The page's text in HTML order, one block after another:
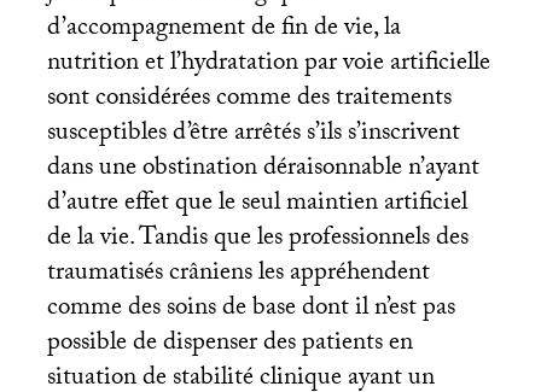
d’accompagnement de fin de vie, la
nutrition et l’hydratation par voie artificielle
sont considérées comme des traitements
susceptibles d’être arrêtés s’ils s’inscrivent
dans une obstination déraisonnable n’ayant
d’autre effet que le seul maintien artificiel
de la vie. Tandis que les professionnels des
traumatisés crâniens les appréhendent
comme des soins de base dont il n’est pas
possible de dispenser des patients en
situation de stabilité clinique ayant un